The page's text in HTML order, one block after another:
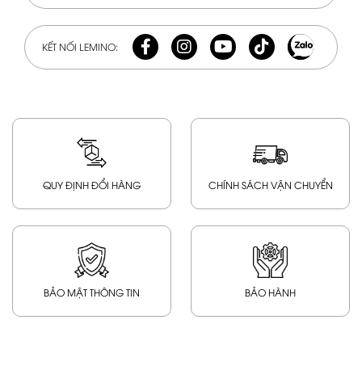
KẾT NỐI LEMINO:
QUY ĐỊNH ĐỔI HÀNG CHÍNH SÁCH VẬN CHUYỂN
BẢO MẬT THÔNG TIN BẢO HÀNH